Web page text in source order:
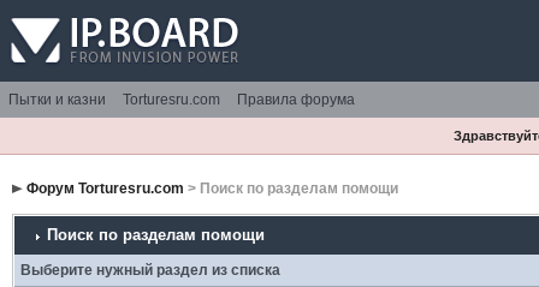
Пытки и казни Torturesru.com Правила форума
Форум Torturesru.com > Поиск по разделам помощи
Поиск по разделам помощи
Выберите нужный раздел из списка